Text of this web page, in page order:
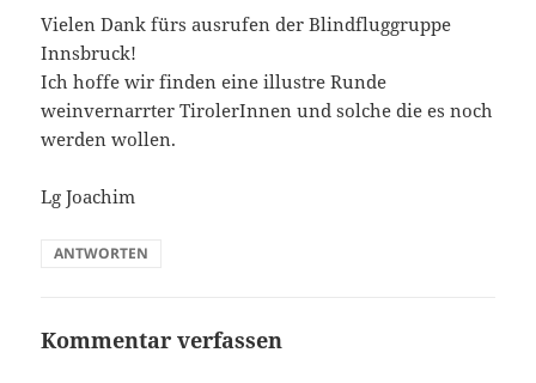
Vielen Dank fürs ausrufen der Blindfluggruppe
Innsbruck!
Ich hoffe wir finden eine illustre Runde
weinvernarrter TirolerInnen und solche die es noch
werden wollen.
Lg Joachim
ANTWORTEN
Kommentar verfassen